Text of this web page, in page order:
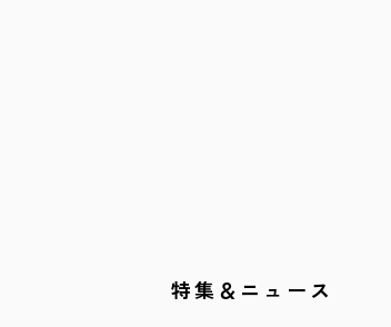
特集＆ニュース